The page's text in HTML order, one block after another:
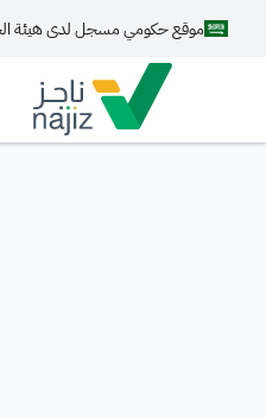
موقع حكومي مسجل لدى هيئة